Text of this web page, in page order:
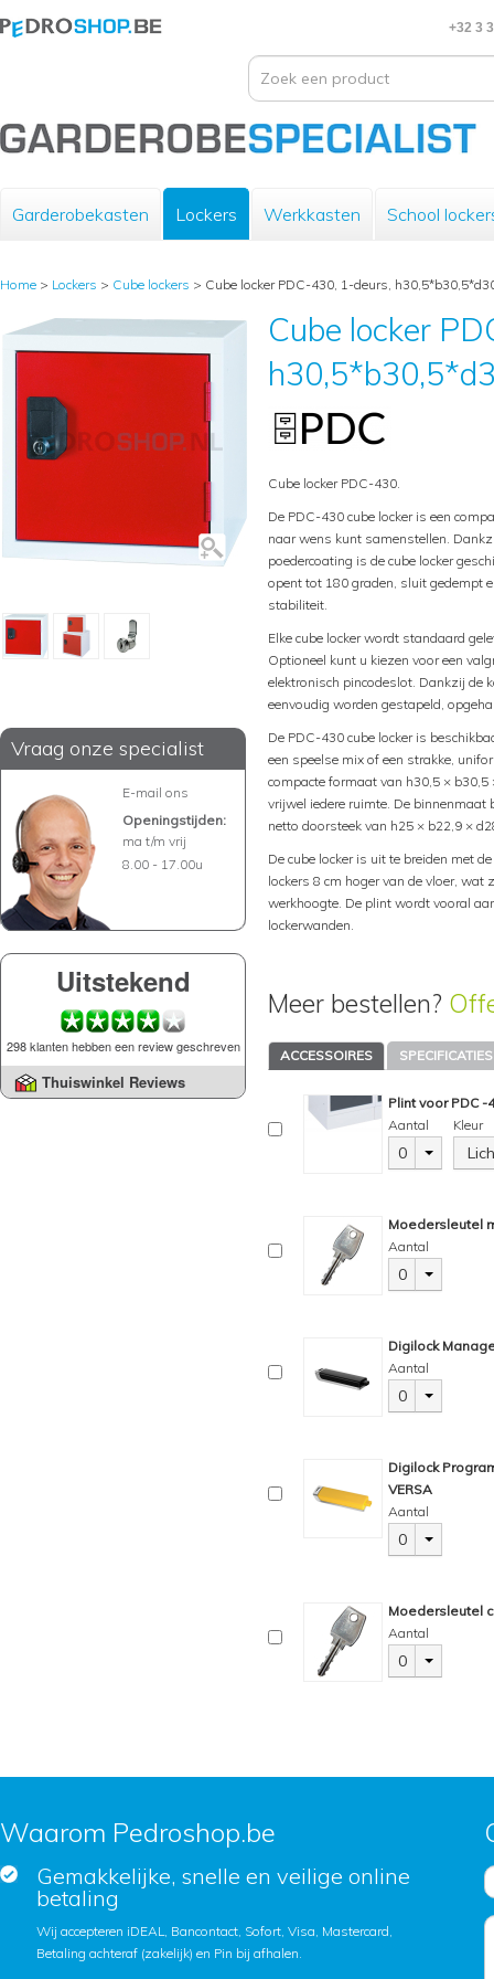
+32 3
Garderobekasten Lockers Werkkasten School
Home > Lockers > Cube lockers > Cube locker PDC-430, 1-deurs,
Vraag onze specialist
E-mail ons
Openingstijden:
ma t/m vrij
8.00 - 17.00u
Uitstekend
298 klanten hebben een review geschreven
Thuiswinkel Reviews
Cube locker
Cube locker PDC-430.
De PDC-430 cube locker is een
naar wens kunt samenstellen.
poedercoating is de cube locker
opent tot 180 graden, sluit gedempt
stabiliteit.
Elke cube locker wordt standaard
Optioneel kunt u kiezen voor een
elektronisch pincodeslot. Dankzij de
eenvoudig worden gestapeld,
De PDC-430 cube locker is
een speelse mix of een strakke,
compacte formaat van h30,5 ×
vrijwel iedere ruimte. De binnenmaat
netto doorsteek van h25 × b22,9 ×
De cube locker is uit te breiden met
lockers 8 cm hoger van de vloer, wat
werkhoogte. De plint wordt vooral
lockerwanden.
Meer bestellen?
ACCESSOIRES SPECIFICATIES
Plint voor PDC
Aantal
0
Kleur
Moedersleutel
Aantal
0
Digilock
Aantal
0
Digilock
VERSA
Aantal
0
Moedersleutel
Aantal
0
Waarom Pedroshop.be
Gemakkelijke, snelle en veilige online
betaling
Wij accepteren iDEAL, Bancontact, Sofort, Visa, Mastercard,
Betaling achteraf (zakelijk) en Pin bij afhalen.